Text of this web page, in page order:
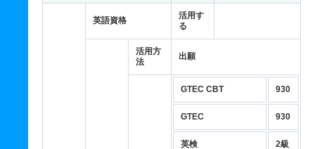
英語資格
活用す
る
活用方
法
出願
GTEC CBT 930
GTEC 930
英検 2級